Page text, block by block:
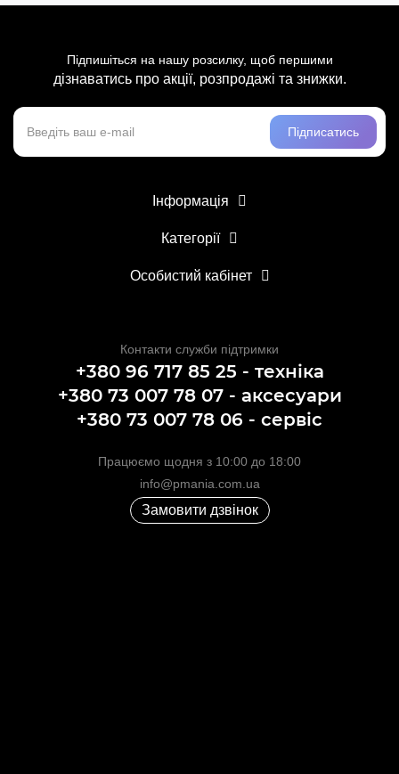
Підпишіться на нашу розсилку, щоб першими
дізнаватись про акції, розпродажі та знижки.
Підписатись
Інформація
Категорії
Особистий кабінет
Контакти служби підтримки
+380 96 717 85 25 - техніка
+380 73 007 78 07 - аксесуари
+380 73 007 78 06 - сервіс
Працюємо щодня з 10:00 до 18:00
info@pmania.com.ua
Замовити дзвінок